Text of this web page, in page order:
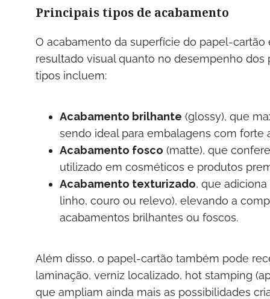
Principais tipos de acabamento
O acabamento da superfície do papel-
resultado visual quanto no desempenho dos
tipos incluem:
Acabamento brilhante (glossy), que
sendo ideal para embalagens com forte
Acabamento fosco (matte), que
utilizado em cosméticos e produtos
Acabamento texturizado, que
linho, couro ou relevo), elevando a
acabamentos brilhantes ou foscos.
Além disso, o papel-cartão também pode
laminação, verniz localizado, hot stamping
que ampliam ainda mais as possibilidades